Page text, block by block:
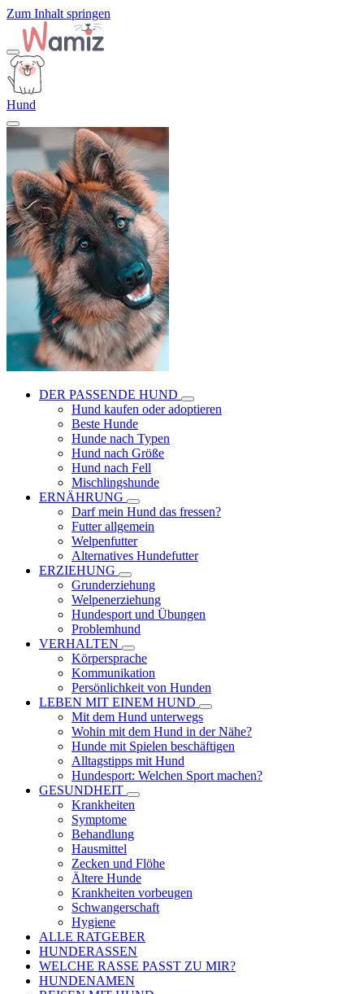
Zum Inhalt springen
Hund
DER PASSENDE HUND
Hund kaufen oder adoptieren
Beste Hunde
Hunde nach Typen
Hund nach Größe
Hund nach Fell
Mischlingshunde
ERNÄHRUNG
Darf mein Hund das fressen?
Futter allgemein
Welpenfutter
Alternatives Hundefutter
ERZIEHUNG
Grunderziehung
Welpenerziehung
Hundesport und Übungen
Problemhund
VERHALTEN
Körpersprache
Kommunikation
Persönlichkeit von Hunden
LEBEN MIT EINEM HUND
Mit dem Hund unterwegs
Wohin mit dem Hund in der Nähe?
Hunde mit Spielen beschäftigen
Alltagstipps mit Hund
Hundesport: Welchen Sport machen?
GESUNDHEIT
Krankheiten
Symptome
Behandlung
Hausmittel
Zecken und Flöhe
Ältere Hunde
Krankheiten vorbeugen
Schwangerschaft
Hygiene
ALLE RATGEBER
HUNDERASSEN
WELCHE RASSE PASST ZU MIR?
HUNDENAMEN